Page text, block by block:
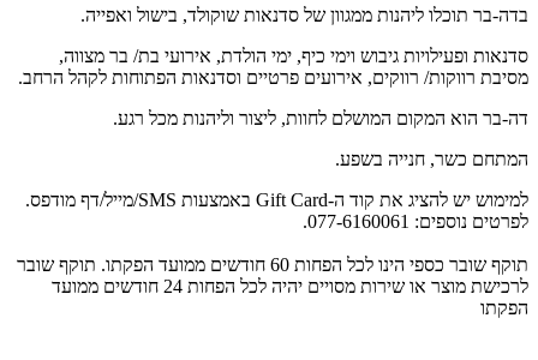
בדה-בר תוכלו ליהנות ממגוון של סדנאות שוקולד, בישול ואפייה.
סדנאות ופעילויות גיבוש וימי כיף, ימי הולדת, אירועי בת/ בר מצווה,
מסיבת רווקות/ רווקים, אירועים פרטיים וסדנאות הפתוחות לקהל הרחב.
דה-בר הוא המקום המושלם לחוות, ליצור וליהנות מכל רגע.
המתחם כשר, חנייה בשפע.
למימוש יש להציג את קוד ה-Gift Card באמצעות SMS/מייל/דף מודפס.
לפרטים נוספים: 077-6160061.
תוקף שובר כספי הינו לכל הפחות 60 חודשים ממועד הפקתו. תוקף שובר
לרכישת מוצר או שירות מסויים יהיה לכל הפחות 24 חודשים ממועד
הפקתו